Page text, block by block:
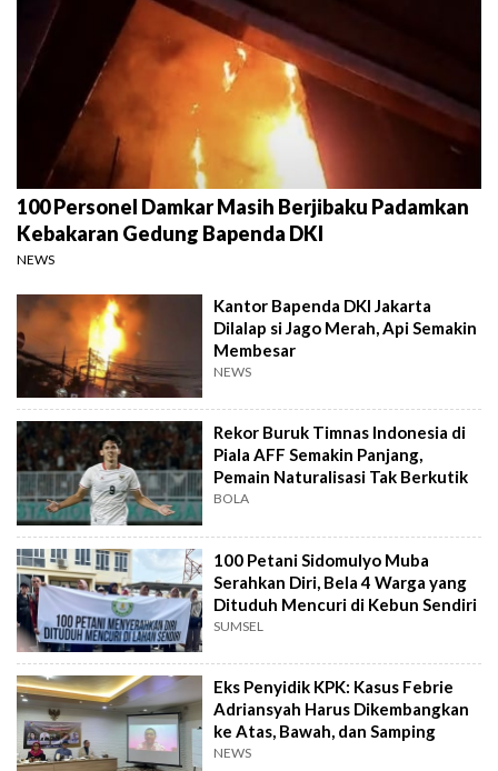
100 Personel Damkar Masih Berjibaku Padamkan
Kebakaran Gedung Bapenda DKI
NEWS
Kantor Bapenda DKI Jakarta
Dilalap si Jago Merah, Api Semakin
Membesar
NEWS
Rekor Buruk Timnas Indonesia di
Piala AFF Semakin Panjang,
Pemain Naturalisasi Tak Berkutik
BOLA
100 Petani Sidomulyo Muba
Serahkan Diri, Bela 4 Warga yang
Dituduh Mencuri di Kebun Sendiri
SUMSEL
Eks Penyidik KPK: Kasus Febrie
Adriansyah Harus Dikembangkan
ke Atas, Bawah, dan Samping
NEWS